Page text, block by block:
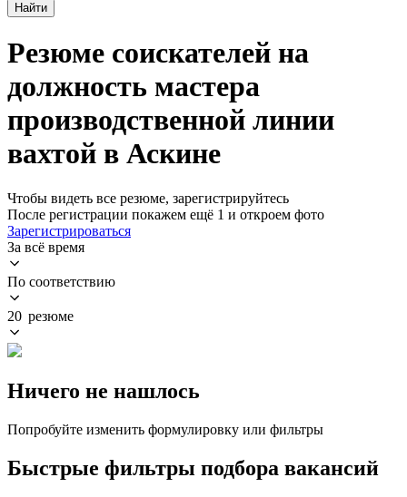
Найти
Резюме соискателей на
должность мастера
производственной линии
вахтой в Аскине
Чтобы видеть все резюме, зарегистрируйтесь
После регистрации покажем ещё 1 и откроем фото
Зарегистрироваться
За всё время
По соответствию
20 резюме
Ничего не нашлось
Попробуйте изменить формулировку или фильтры
Быстрые фильтры подбора вакансий